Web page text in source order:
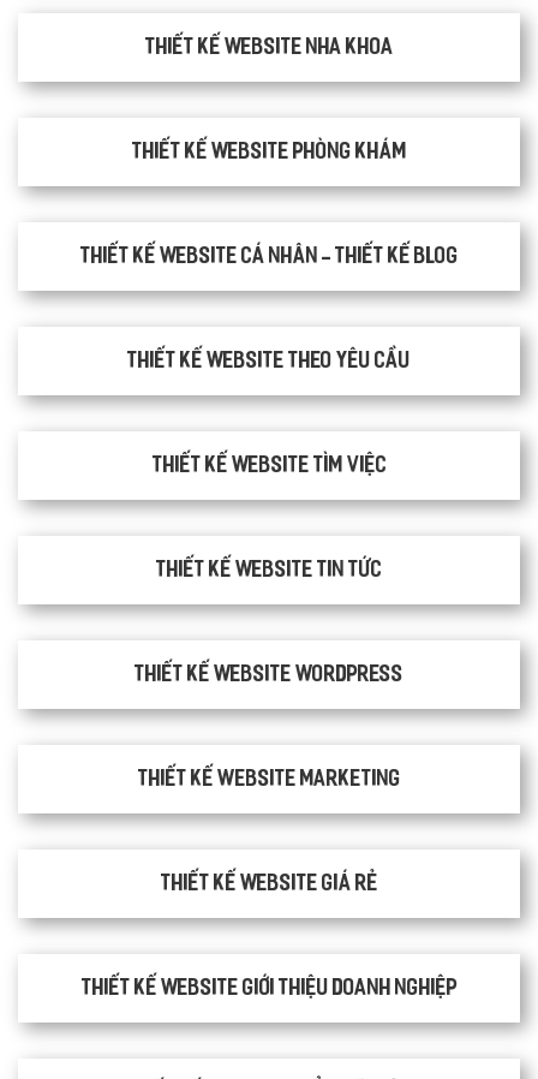
Thiết kế website nha khoa
thiết kế website phòng khám
Thiết kế website cá nhân - Thiết kế blog
Thiết kế website theo yêu cầu
thiết kế website tìm việc
Thiết kế website tin tức
Thiết kế website WordPress
Thiết kế Website Marketing
Thiết kế website giá rẻ
Thiết kế website giới thiệu doanh nghiệp